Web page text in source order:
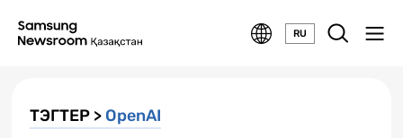
RU
ТЭГТЕР > OpenAI